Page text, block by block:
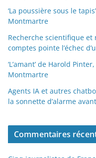
‘La poussière sous le
Montmartre
Recherche scientifique
comptes pointe l’échec
‘L’amant’ de Harold
Montmartre
Agents IA et autres
la sonnette d’alarme
Commentaires